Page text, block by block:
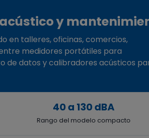
y
en talleres, oficinas, comercios,
medidores portátiles para
de datos y calibradores acústicos
40 a 130 dBA
Rango del modelo compacto